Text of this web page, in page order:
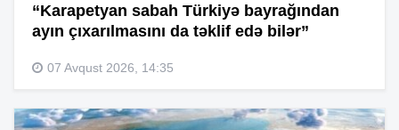
“Karapetyan sabah Türkiyə bayrağından
ayın çıxarılmasını da təklif edə bilər”
07 Avqust 2026, 14:35